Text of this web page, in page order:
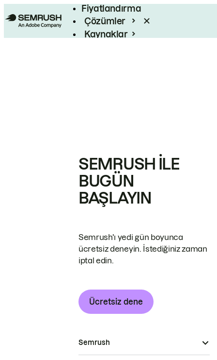
Fiyatlandırma
Çözümler
Kaynaklar
SEMRUSH ILE
BUGÜN
BAŞLAYIN
Semrush'ı yedi gün boyunca
ücretsiz deneyin. İstediğiniz zaman
iptal edin.
Ücretsiz dene
Semrush